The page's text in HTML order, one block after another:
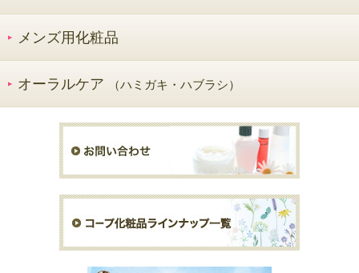
メンズ用化粧品
オーラルケア （ハミガキ・ハブラシ）